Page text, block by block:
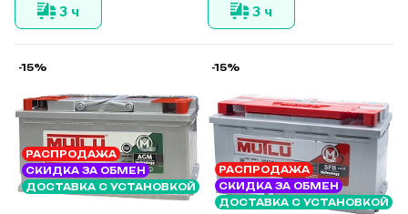
3 ч
3 ч
-15%
РАСПРОДАЖА
СКИДКА ЗА ОБМЕН
ДОСТАВКА С УСТАНОВКОЙ
-15%
РАСПРОДАЖА
СКИДКА ЗА ОБМЕН
ДОСТАВКА С УСТАНОВКОЙ